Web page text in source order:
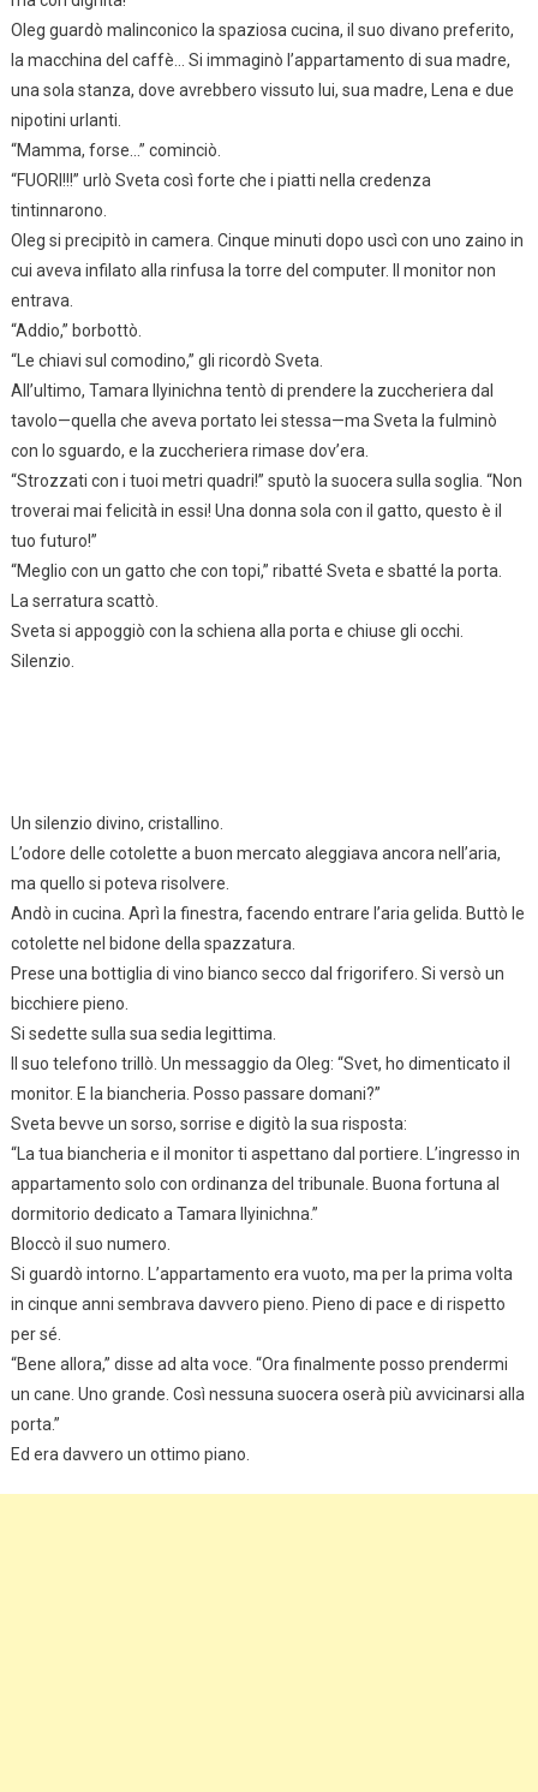
Oleg guardò malinconico la spaziosa cucina, il suo divano preferito,
la macchina del caffè… Si immaginò l’appartamento di sua madre,
una sola stanza, dove avrebbero vissuto lui, sua madre, Lena e due
nipotini urlanti.
“Mamma, forse…” cominciò.
“FUORI!!!” urlò Sveta così forte che i piatti nella credenza
tintinnarono.
Oleg si precipitò in camera. Cinque minuti dopo uscì con uno zaino in
cui aveva infilato alla rinfusa la torre del computer. Il monitor non
entrava.
“Addio,” borbottò.
“Le chiavi sul comodino,” gli ricordò Sveta.
All’ultimo, Tamara Ilyinichna tentò di prendere la zuccheriera dal
tavolo—quella che aveva portato lei stessa—ma Sveta la fulminò
con lo sguardo, e la zuccheriera rimase dov’era.
“Strozzati con i tuoi metri quadri!” sputò la suocera sulla soglia. “Non
troverai mai felicità in essi! Una donna sola con il gatto, questo è il
tuo futuro!”
“Meglio con un gatto che con topi,” ribatté Sveta e sbatté la porta.
La serratura scattò.
Sveta si appoggiò con la schiena alla porta e chiuse gli occhi.
Silenzio.
Un silenzio divino, cristallino.
L’odore delle cotolette a buon mercato aleggiava ancora nell’aria,
ma quello si poteva risolvere.
Andò in cucina. Aprì la finestra, facendo entrare l’aria gelida. Buttò le
cotolette nel bidone della spazzatura.
Prese una bottiglia di vino bianco secco dal frigorifero. Si versò un
bicchiere pieno.
Si sedette sulla sua sedia legittima.
Il suo telefono trillò. Un messaggio da Oleg: “Svet, ho dimenticato il
monitor. E la biancheria. Posso passare domani?”
Sveta bevve un sorso, sorrise e digitò la sua risposta:
“La tua biancheria e il monitor ti aspettano dal portiere. L’ingresso in
appartamento solo con ordinanza del tribunale. Buona fortuna al
dormitorio dedicato a Tamara Ilyinichna.”
Bloccò il suo numero.
Si guardò intorno. L’appartamento era vuoto, ma per la prima volta
in cinque anni sembrava davvero pieno. Pieno di pace e di rispetto
per sé.
“Bene allora,” disse ad alta voce. “Ora finalmente posso prendermi
un cane. Uno grande. Così nessuna suocera oserà più avvicinarsi alla
porta.”
Ed era davvero un ottimo piano.